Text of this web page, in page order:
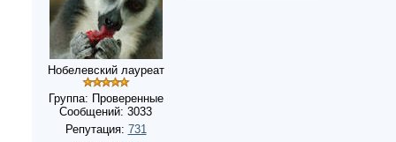
Нобелевский лауреат
Группа: Проверенные
Сообщений: 3033
Репутация: 731